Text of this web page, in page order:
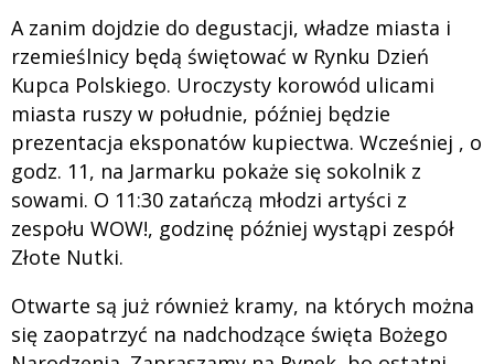
A zanim dojdzie do degustacji, władze miasta i
rzemieślnicy będą świętować w Rynku Dzień
Kupca Polskiego. Uroczysty korowód ulicami
miasta ruszy w południe, później będzie
prezentacja eksponatów kupiectwa. Wcześniej , o
godz. 11, na Jarmarku pokaże się sokolnik z
sowami. O 11:30 zatańczą młodzi artyści z
zespołu WOW!, godzinę później wystąpi zespół
Złote Nutki.
Otwarte są już również kramy, na których można
się zaopatrzyć na nadchodzące święta Bożego